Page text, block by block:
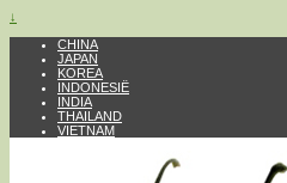
↓
CHINA
JAPAN
KOREA
INDONESIË
INDIA
THAILAND
VIETNAM